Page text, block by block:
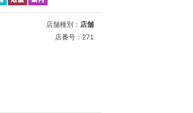
店舗種別： 店舗
店番号：271